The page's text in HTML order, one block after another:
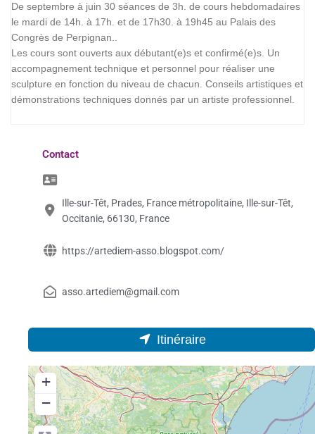
De septembre à juin 30 séances de 3h. de cours hebdomadaires
le mardi de 14h. à 17h. et de 17h30. à 19h45 au Palais des
Congrès de Perpignan..
Les cours sont ouverts aux débutant(e)s et confirmé(e)s. Un
accompagnement technique et personnel pour réaliser une
sculpture en fonction du niveau de chacun. Conseils artistiques et
démonstrations techniques donnés par un artiste professionnel.
Contact
Ille-sur-Têt, Prades, France métropolitaine, Ille-sur-Têt,
Occitanie, 66130, France
https://artediem-asso.blogspot.com/
asso.artediem@gmail.com
Itinéraire
+
−